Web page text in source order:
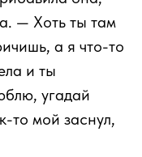
— Хоть ты там
а я что-то
и ты
угадай
то мой заснул,